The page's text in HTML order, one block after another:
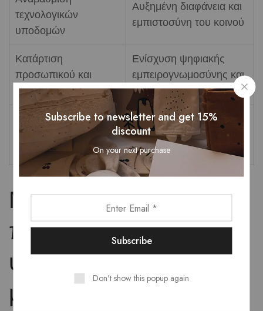
τεχνολογικών
υποδομών
Αυξημένη διαφάνεια και
εμπιστοσύνη του κοινού
Κατάρτιση
προσωπικού και
ψηφιακή εκπαίδευση
Ενίσχυση ψηφιακής
εμπειρογνωμοσύνης και
καινοτομίας
Διασφάλιση
ιδιωτικότητας και
ασφάλειας δεδομένων
Βελτίωση της
αξιοπιστίας και της
αναγνωρισιμότητας
Μια ολιστική
προσέγγιση στον
ψηφιακό
μετασχηματισμό
Subscribe to newsletter and get 15%
discount
On your next purchase
Don't show this popup again